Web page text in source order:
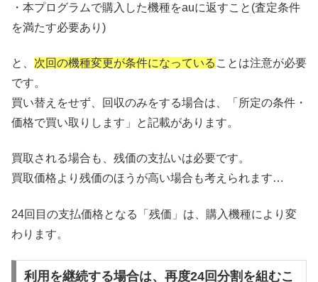
・本プログラムで購入した機種をauに返すこと(査定条件
を満たす必要あり)
と、 次回の機種変更が条件になっている ことは注意が必要
です。
買い替えをせず、回収のみをする場合は、「所定の条件・
価格で買い取りします」と記載があります。
買取される場合も、残価の支払いは必要です。
買取価格より残価のほうが高い場合も考えられます…
24回目の支払価格となる「残価」は、購入機種により変
わります。
利用を継続する場合は、再度24回分割を組むこ